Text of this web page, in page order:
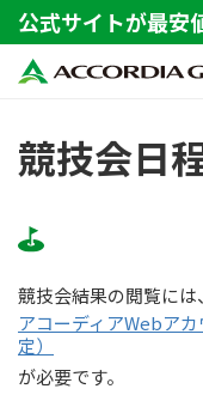
公式サイトが最安
競技会日
競技会結果の閲覧には、
アコーディアWebア
定）
が必要です。